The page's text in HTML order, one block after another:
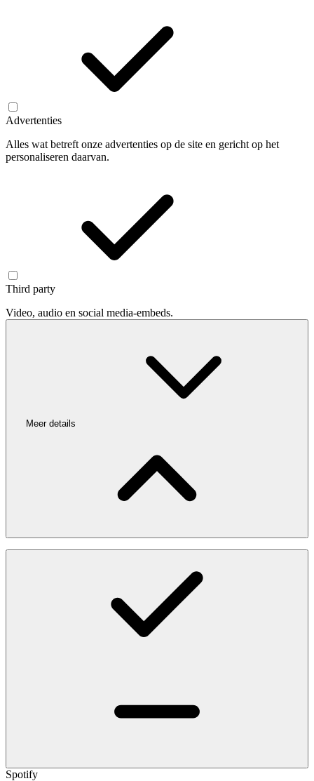
Advertenties
Alles wat betreft onze advertenties op de site en gericht op het
personaliseren daarvan.
Third party
Video, audio en social media-embeds.
Meer details
Spotify